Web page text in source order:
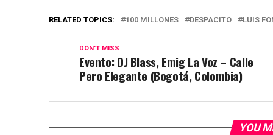
RELATED TOPICS: 100 MILLONES DESPACITO LUIS
DON'T MISS
Evento: DJ Blass, Emig La Voz – Calle
Pero Elegante (Bogotá, Colombia)
YOU